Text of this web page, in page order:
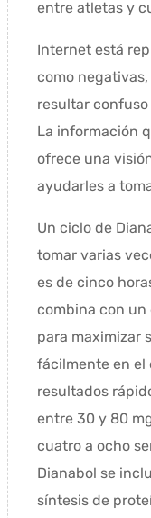
entre atletas y
Internet está
como
resultar
La información
ofrece una
ayudarles a
Un ciclo de
tomar varias
es de cinco
combina con
para maximizar
fácilmente en el
resultados
entre 30 y 80
cuatro a ocho
Dianabol se
síntesis de